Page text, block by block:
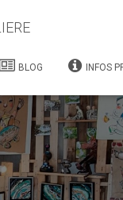
BLOG INFOS